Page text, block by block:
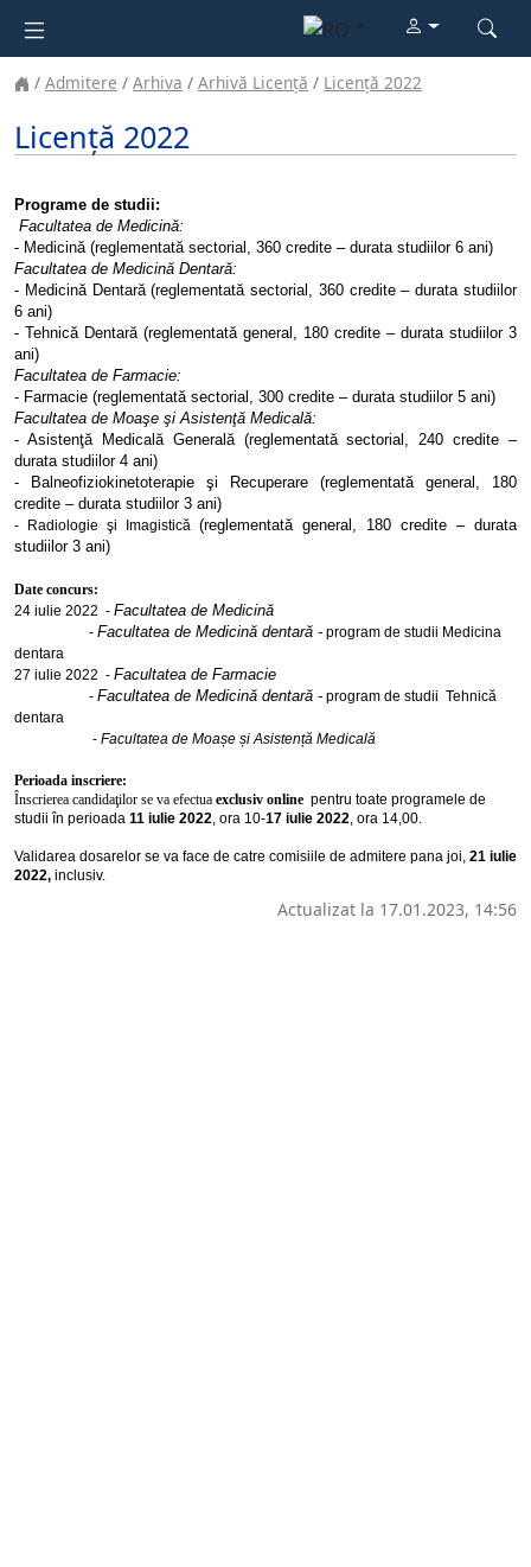
Admitere Arhiva Arhivă Licență Licență 2022
Licență 2022
Programe de studii:
Facultatea de Medicină:
- Medicină (reglementată sectorial, 360 credite – durata studiilor 6 ani)
Facultatea de Medicină Dentară:
- Medicină Dentară (reglementată sectorial, 360 credite – durata studiilor
6 ani)
- Tehnică Dentară (reglementată general, 180 credite – durata studiilor 3
ani)
Facultatea de Farmacie:
- Farmacie (reglementată sectorial, 300 credite – durata studiilor 5 ani)
Facultatea de Moaşe şi Asistenţă Medicală:
- Asistenţă Medicală Generală (reglementată sectorial, 240 credite –
durata studiilor 4 ani)
- Balneofiziokinetoterapie şi Recuperare (reglementată general, 180
credite – durata studiilor 3 ani)
- Radiologie şi Imagistică (reglementată general, 180 credite – durata
studiilor 3 ani)
Date concurs:
24 iulie 2022 - Facultatea de Medicină
- Facultatea de Medicină dentară - program de studii Medicina
dentara
27 iulie 2022 - Facultatea de Farmacie
- Facultatea de Medicină dentară - program de studii Tehnică
dentara
- Facultatea de Moașe și Asistență Medicală
Perioada inscriere:
Înscrierea candidaţilor se va efectua exclusiv online pentru toate programele de
studii în perioada 11 iulie 2022, ora 10-17 iulie 2022, ora 14,00.
Validarea dosarelor se va face de catre comisiile de admitere pana joi, 21 iulie
2022, inclusiv.
Actualizat la 17.01.2023, 14:56